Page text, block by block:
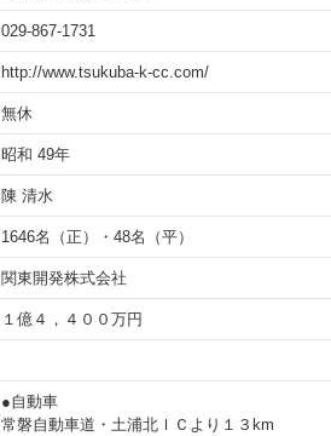
029-867-1731
http://www.tsukuba-k-cc.com/
無休
昭和 49年
陳 清水
1646名（正）・48名（平）
関東開発株式会社
１億４，４００万円
●自動車
常磐自動車道・土浦北ＩＣより１３km